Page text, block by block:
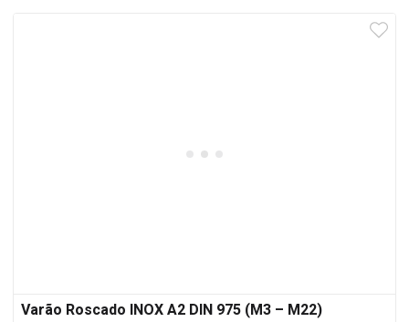
Varão Roscado INOX A2 DIN 975 (M3 – M22)